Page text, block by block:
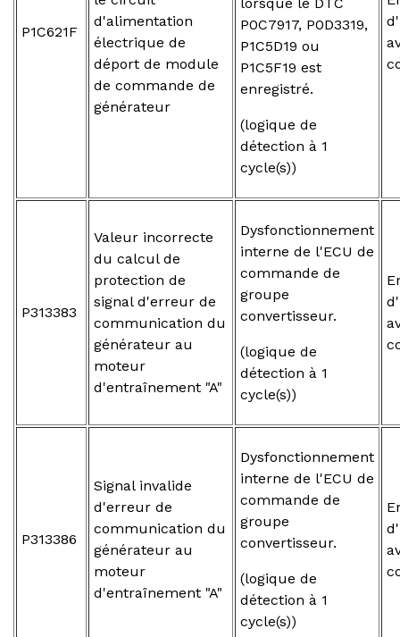
P1C621F
d'alimentation
électrique de
déport de module
de commande de
générateur
P0C7917, P0D3319,
P1C5D19 ou
P1C5F19 est
enregistré.
(logique de
détection à 1
cycle(s))
P313383
Valeur incorrecte
du calcul de
protection de
signal d'erreur de
communication du
générateur au
moteur
d'entraînement "A"
Dysfonctionnement
interne de l'ECU de
commande de
groupe
convertisseur.
(logique de
détection à 1
cycle(s))
P313386
Signal invalide
d'erreur de
communication du
générateur au
moteur
d'entraînement "A"
Dysfonctionnement
interne de l'ECU de
commande de
groupe
convertisseur.
(logique de
détection à 1
cycle(s))